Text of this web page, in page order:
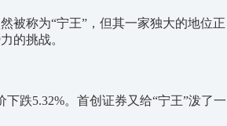
被称为“宁王”，但其一家独大的地位正
的挑战。
下跌5.32%。首创证券又给“宁王”泼了一